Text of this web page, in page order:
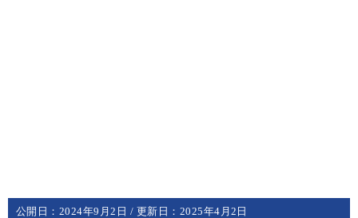
公開日： 2024年9月2日 / 更新日： 2025年4月2日